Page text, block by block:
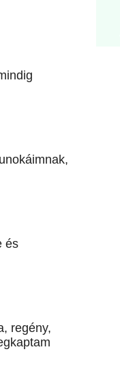
és
regény,